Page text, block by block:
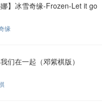
娜】冰雪奇缘-Frozen-Let it go
缘
们在一起（邓紫棋版）